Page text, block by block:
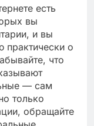
есть
вы
и вы
о
что
— сам
только
обращайте